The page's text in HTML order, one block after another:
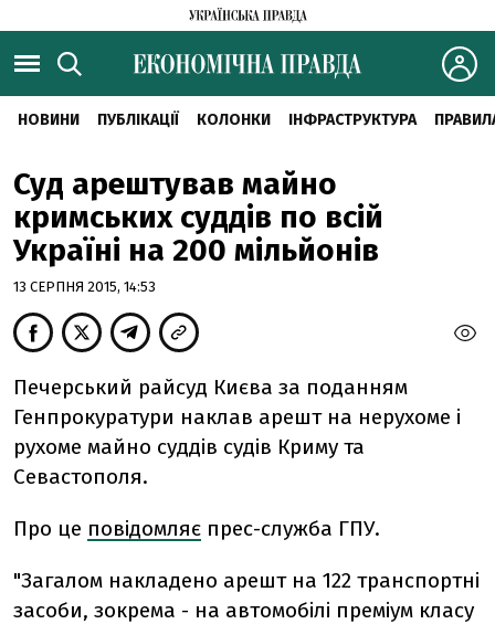
НОВИНИ ПУБЛІКАЦІЇ КОЛОНКИ ІНФРАСТРУКТУРА
Суд арештував майно
кримських суддів по всій
Україні на 200 мільйонів
13 СЕРПНЯ 2015, 14:53
Печерський райсуд Києва за поданням
Генпрокуратури наклав арешт на нерухоме і
рухоме майно суддів судів Криму та
Севастополя.
Про це повідомляє прес-служба ГПУ.
"Загалом накладено арешт на 122 транспортні
засоби, зокрема - на автомобілі преміум класу